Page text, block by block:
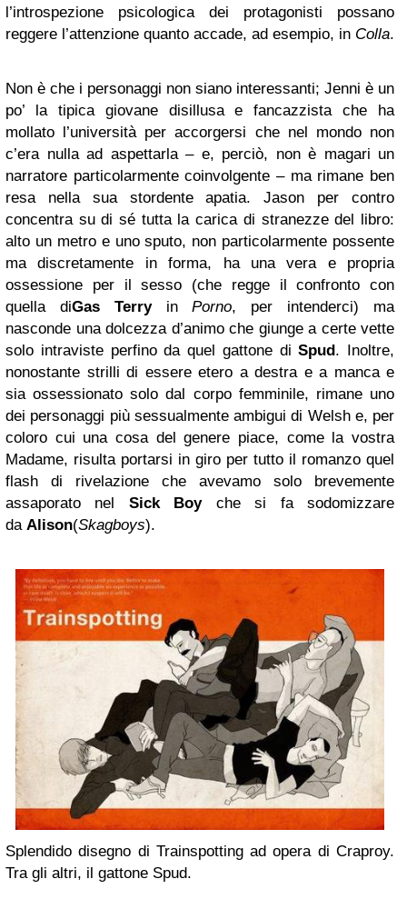
l’introspezione psicologica dei protagonisti possano
reggere l’attenzione quanto accade, ad esempio, in Colla.
Non è che i personaggi non siano interessanti; Jenni è un
po’ la tipica giovane disillusa e fancazzista che ha
mollato l’università per accorgersi che nel mondo non
c’era nulla ad aspettarla – e, perciò, non è magari un
narratore particolarmente coinvolgente – ma rimane ben
resa nella sua stordente apatia. Jason per contro
concentra su di sé tutta la carica di stranezze del libro:
alto un metro e uno sputo, non particolarmente possente
ma discretamente in forma, ha una vera e propria
ossessione per il sesso (che regge il confronto con
quella diGas TerryinPorno, per intenderci) ma
nasconde una dolcezza d’animo che giunge a certe vette
solo intraviste perfino da quel gattone diSpud. Inoltre,
nonostante strilli di essere etero a destra e a manca e
sia ossessionato solo dal corpo femminile, rimane uno
dei personaggi più sessualmente ambigui di Welsh e, per
coloro cui una cosa del genere piace, come la vostra
Madame, risulta portarsi in giro per tutto il romanzo quel
flash di rivelazione che avevamo solo brevemente
assaporato nel Sick Boyche si fa sodomizzare
da Alison(Skagboys).
Splendido disegno di Trainspotting ad opera di Craproy.
Tra gli altri, il gattone Spud.